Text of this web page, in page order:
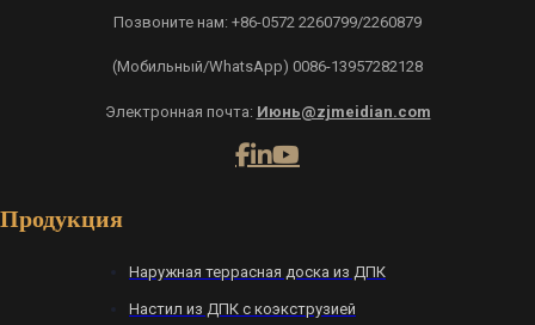
Позвоните нам: +86-0572 2260799/2260879
(Мобильный/WhatsApp) 0086-13957282128
Электронная почта: Июнь@zjmeidian.com
Продукция
Наружная террасная доска из ДПК
Настил из ДПК с коэкструзией